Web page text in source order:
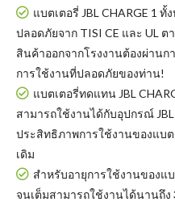
แบตเตอรี่ JBL CHARGE 1 ทั้
ปลอดภัยจาก TISI CE และ UL
สินค้าออกจากโรงงานต้องผ่านก
การใช้งานที่ปลอดภัยของท่าน!
แบตเตอรี่ทดแทน JBL
สามารถใช้งานได้กับอุปกรณ์
ประสิทธิภาพการใช้งานของแบต
เดิม
สำหรับอายุการใช้งานของแบ
จนเต็มสามารถใช้งานได้นานถึ